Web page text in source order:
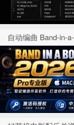
自动编曲 Band-in-